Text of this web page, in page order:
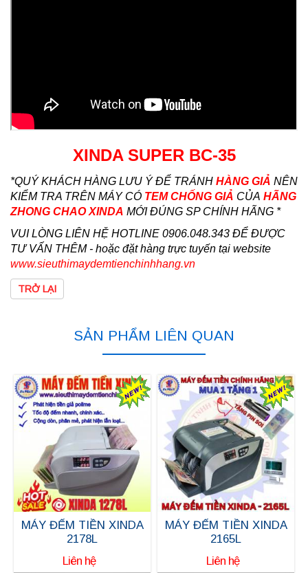
XINDA SUPER BC-35
*QUÝ KHÁCH HÀNG LƯU Ý ĐỂ TRÁNH HÀNG GIẢ NÊN
KIỂM TRA TRÊN MÁY CÓ TEM CHỐNG GIẢ CỦA HÃNG
ZHONG CHAO XINDA MỚI ĐÚNG SP CHÍNH HÃNG *
VUI LÒNG LIÊN HỆ HOTLINE 0906.048.343 ĐỂ ĐƯỢC
TƯ VẤN THÊM - hoặc đặt hàng trực tuyến tại website
www.sieuthimaydemtienchinhhang.vn
TRỞ LẠI
SẢN PHẨM LIÊN QUAN
MÁY ĐẾM TIỀN XINDA
2178L
Liên hệ
MÁY ĐẾM TIỀN XINDA
2165L
Liên hệ